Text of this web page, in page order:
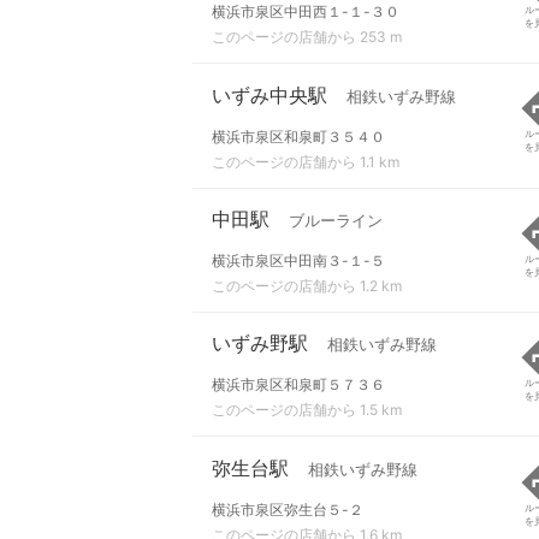
横浜市泉区中田西１-１-３０
このページの店舗から 253 m
ル
を
いずみ中央駅 相鉄いずみ野線
横浜市泉区和泉町３５４０
このページの店舗から 1.1 km
ル
を
中田駅 ブルーライン
横浜市泉区中田南３-１-５
このページの店舗から 1.2 km
ル
を
いずみ野駅 相鉄いずみ野線
横浜市泉区和泉町５７３６
このページの店舗から 1.5 km
ル
を
弥生台駅 相鉄いずみ野線
横浜市泉区弥生台５-２
このページの店舗から 1.6 km
ル
を